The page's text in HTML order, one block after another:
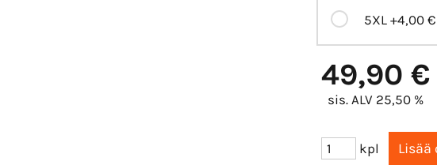
5XL +4,00 €
49,90 €
sis. ALV 25,50 %
kpl